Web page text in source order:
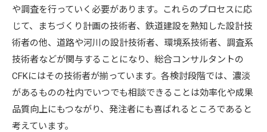
や調査を行っていく必要があります。これらのプロセスに応
じて、まちづくり計画の技術者、鉄道建設を熟知した設計技
術者の他、道路や河川の設計技術者、環境系技術者、調査系
技術者などが関与することになり、総合コンサルタントの
CFKにはその技術者が揃っています。各検討段階では、濃淡
があるものの社内でいつでも相談できることは効率化や成果
品質向上にもつながり、発注者にも喜ばれるところであると
考えています。